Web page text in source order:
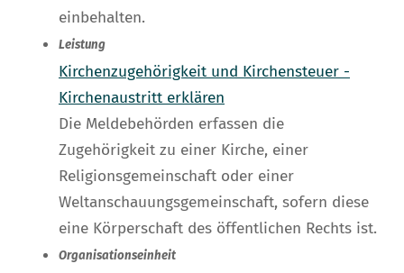
einbehalten.
Leistung
Kirchenzugehörigkeit und Kirchensteuer -
Kirchenaustritt erklären
Die Meldebehörden erfassen die
Zugehörigkeit zu einer Kirche, einer
Religionsgemeinschaft oder einer
Weltanschauungsgemeinschaft, sofern diese
eine Körperschaft des öffentlichen Rechts ist.
Organisationseinheit